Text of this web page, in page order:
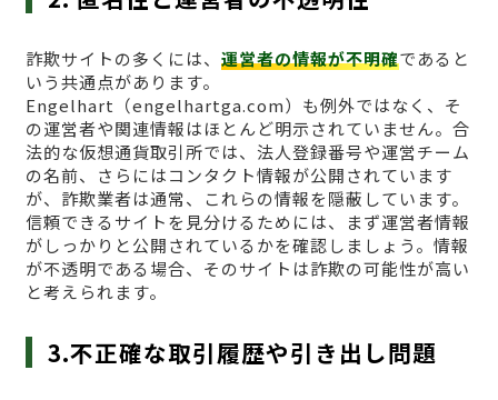
詐欺サイトの多くには、 運営者の情報が不明確であると
いう共通点があります。
Engelhart（engelhartga.com）も例外ではなく、そ
の運営者や関連情報はほとんど明示されていません。合
法的な仮想通貨取引所では、法人登録番号や運営チーム
の名前、さらにはコンタクト情報が公開されています
が、詐欺業者は通常、これらの情報を隠蔽しています。
信頼できるサイトを見分けるためには、まず運営者情報
がしっかりと公開されているかを確認しましょう。情報
が不透明である場合、そのサイトは詐欺の可能性が高い
と考えられます。
3.不正確な取引履歴や引き出し問題